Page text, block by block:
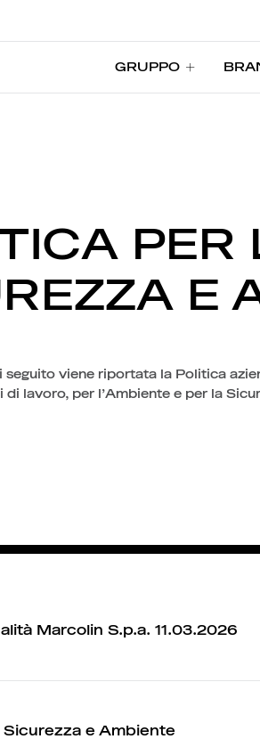
GRUPPO
PER
E
seguito viene riportata la Politica
di lavoro, per l’Ambiente e per la
Marcolin S.p.a. 11.03.2026
e Ambiente